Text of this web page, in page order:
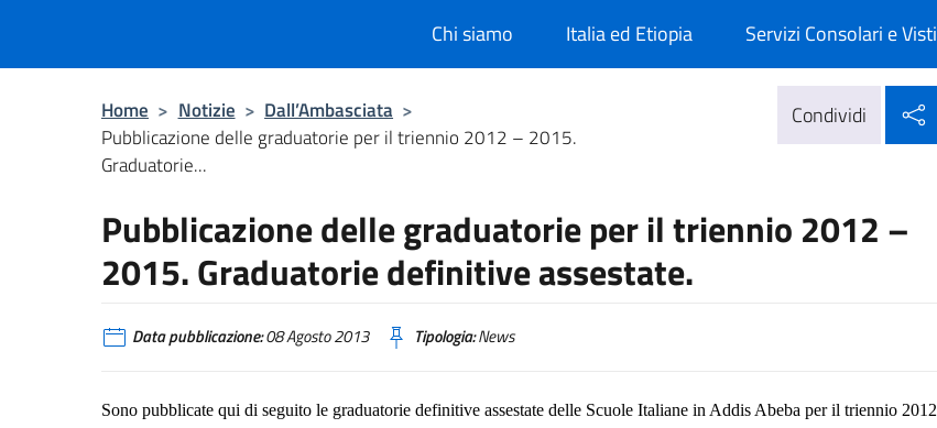
Chi siamo Italia ed Etiopia Servizi Consolari e Visti
Home > Notizie > Dall’Ambasciata >
Pubblicazione delle graduatorie per il triennio 2012 – 2015.
Graduatorie...
Condividi
Pubblicazione delle graduatorie per il triennio 2012 –
2015. Graduatorie definitive assestate.
Data pubblicazione:08 Agosto 2013 Tipologia:News
Sono pubblicate qui di seguito le graduatorie definitive assestate delle Scuole Italiane in Addis Abeba per il triennio 2012